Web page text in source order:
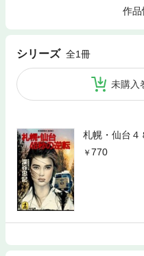
作品
シリーズ 全1冊
未購入
札幌・仙台４
770